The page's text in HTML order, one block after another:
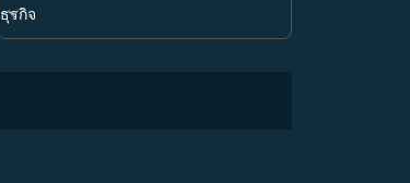
ระดับชั้นการเดินทาง option ธุรกิจ Selected
ธุรกิจ
keyboard_arrow_down